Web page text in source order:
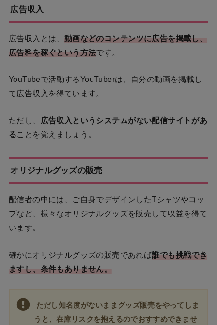
広告収入
広告収入とは、 動画などのコンテンツに広告を掲載し、
広告料を稼ぐという方法です。
YouTubeで活動するYouTuberは、自分の動画を掲載し
て広告収入を得ています。
ただし、
広告収入というシステムがない配信サイトがあ
る ことを覚えましょう。
オリジナルグッズの販売
配信者の中には、ご自身でデザインしたTシャツやコッ
プなど、様々なオリジナルグッズを販売して収益を得て
います。
確かにオリジナルグッズの販売であれば誰でも挑戦でき
ますし、条件もありません。
ただし知名度がないままグッズ販売をやってしま
うと、在庫リスクを抱えるのでおすすめできませ